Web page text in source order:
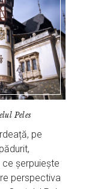
Peles
pe
șerpuiește
perspectiva